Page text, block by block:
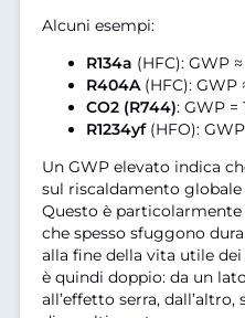
Alcuni esempi:
R134a (HFC): GWP ≈
R404A(HFC): GWP
CO2 (R744): GWP =
R1234yf(HFO): GWP
Un GWP elevato indica
sul riscaldamento
Questo è
che spesso sfuggono
alla fine della vita utile
è quindi doppio: da un
all’effetto serra,